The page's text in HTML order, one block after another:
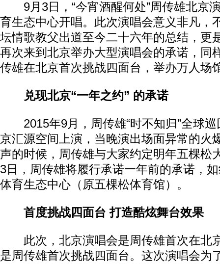
9月3日，“今宵酒醒何处”周传雄北京
育生态中心开唱。此次演唱会意义非凡，
坛情歌教父出道至今二十六年的总结，更
再次来到北京举办大型演唱会的承诺，同
传雄在北京首次挑战四面台，举办万人场
兑现北京“一年之约” 的承诺
2015年9月，周传雄“时不知归”全球巡
京汇源空间上演，当晚演出场面异常的火
声的时候，周传雄与大家约定明年五棵松
3日，周传雄将履行承诺一年前的承诺，
体育生态中心（原五棵松体育馆）。
首度挑战四面台 打造酷炫舞台效果
此次，北京演唱会是周传雄首次在北
是周传雄首次挑战四面台。这次演唱会为